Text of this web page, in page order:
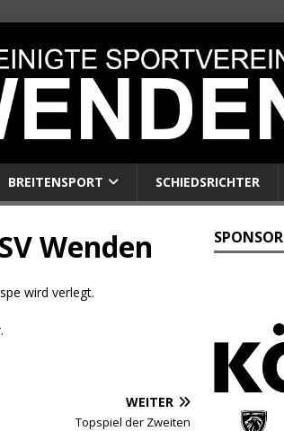
BREITENSPORT SCHIEDSRICHTER
Wenden
wird verlegt.
WEITER
Topspiel der Zweiten
SPONSOR